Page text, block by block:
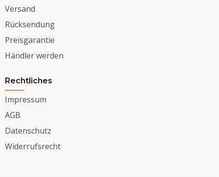
Versand
Rücksendung
Preisgarantie
Händler werden
Rechtliches
Impressum
AGB
Datenschutz
Widerrufsrecht